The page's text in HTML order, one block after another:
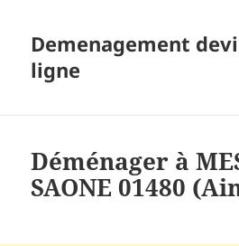
Demenagement
ligne
Déménager à
SAONE 01480